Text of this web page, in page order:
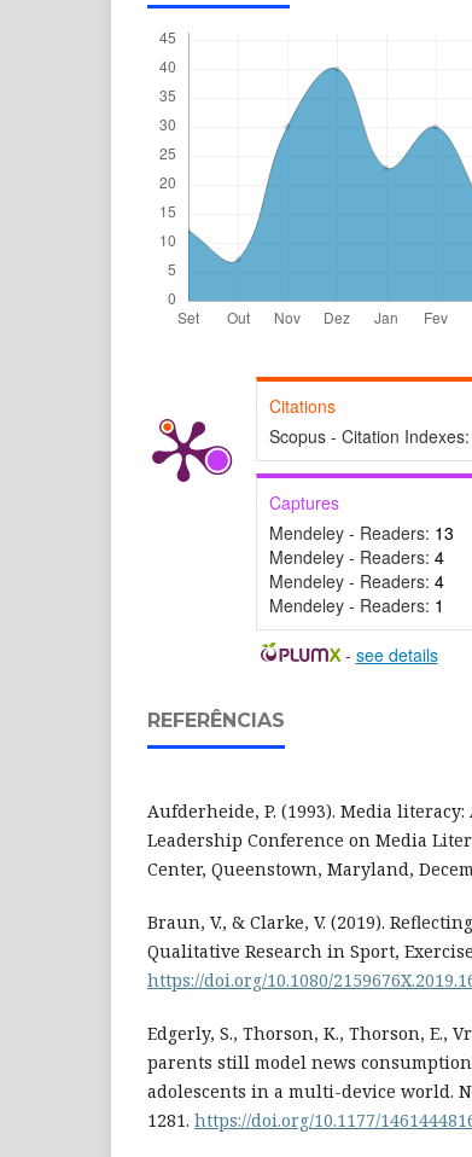
Citations
Scopus - Citation Indexes:
Captures
Mendeley - Readers: 13
Mendeley - Readers: 4
Mendeley - Readers: 4
Mendeley - Readers: 1
- see details
REFERÊNCIAS
Aufderheide, P. (1993). Media
Leadership Conference on Media
Center, Queenstown, Maryland,
Braun, V., & Clarke, V. (2019).
Qualitative Research in Sport,
https://doi.org/10.1080/
Edgerly, S., Thorson, K., Thorson, E.,
parents still model news
adolescents in a multi-device world.
1281. https://doi.org/10.1177/